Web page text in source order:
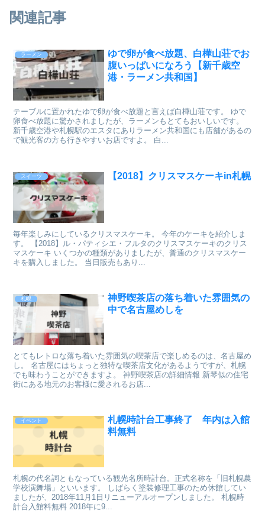
関連記事
ラーメン
ゆで卵が食べ放題、白樺山荘でお
腹いっぱいになろう【新千歳空
港・ラーメン共和国】
テーブルに置かれたゆで卵が食べ放題と言えば白樺山荘です。 ゆで
卵食べ放題に驚かされましたが、ラーメンもとてもおいしいです。
新千歳空港や札幌駅のエスタにありラーメン共和国にも店舗があるの
で観光客の方も行きやすいお店ですよ。 白...
スイーツ 【2018】クリスマスケーキin札幌
毎年楽しみにしているクリスマスケーキ。 今年のケーキを紹介しま
す。 【2018】ル・パティシエ・フルタのクリスマスケーキのクリス
マスケーキ いくつかの種類がありましたが、普通のクリスマスケー
キを購入しました。 当日販売もあり...
札幌
神野喫茶店の落ち着いた雰囲気の
中で名古屋めしを
とてもレトロな落ち着いた雰囲気の喫茶店で楽しめるのは、名古屋め
し。 名古屋にはちょっと独特な喫茶店文化があるようですが、札幌
でも味わうことができますよ。 神野喫茶店の詳細情報 新琴似の住宅
街にある地元のお客様に愛されるお店...
イベント
札幌時計台工事終了 年内は入館
料無料
札幌の代名詞ともなっている観光名所時計台。正式名称を「旧札幌農
学校演舞場」といいます。 しばらく塗装修理工事のため休館してい
ましたが、2018年11月1日リニューアルオープンしました。 札幌時
計台入館料無料 2018年に9...